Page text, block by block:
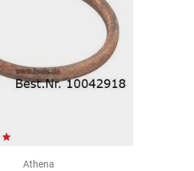
Athena